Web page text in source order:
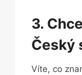
3.
Český
Víte, co